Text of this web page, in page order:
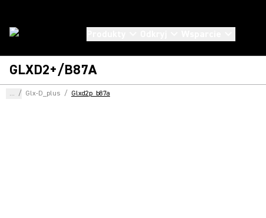
GLXD2+/B87A
... / Glx-D_plus / Glxd2p_b87a